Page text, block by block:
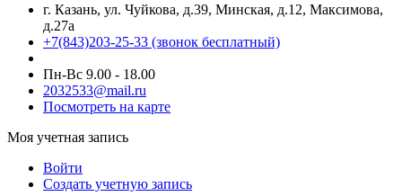
г. Казань, ул. Чуйкова, д.39, Минская, д.12, Максимова,
д.27а
+7(843)203-25-33 (звонок бесплатный)
Пн-Вс 9.00 - 18.00
2032533@mail.ru
Посмотреть на карте
Моя учетная запись
Войти
Создать учетную запись